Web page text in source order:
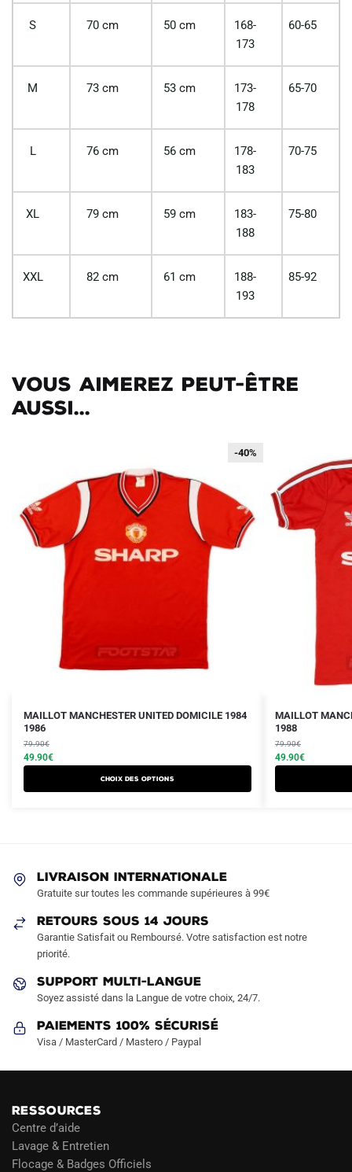
S 70 cm 50 cm
168-
173
60-65
M 73 cm 53 cm
173-
178
65-70
L 76 cm 56 cm
178-
183
70-75
XL 79 cm 59 cm
183-
188
75-80
XXL 82 cm 61 cm
188-
193
85-92
Vous aimerez peut-être
aussi...
-40%
-40%
MAILLOT MANCHESTER UNITED DOMICILE 1984
1986
79.90€
Le
prix
initial
était :
49.90€
Le
prix
actuel
est :
Choix des options
Ce
produit
a
plusieurs
variations.
choisies
la
page
produit
MAILLOT
1988
79.90€
Le
prix
initial
était :
49.90€
Le
prix
actuel
est :
Ce
produit
a
plusieurs
variations.
page
LIVRAISON INTERNATIONALE
Gratuite sur toutes les commande supérieures à 99€
RETOURS SOUS 14 JOURS
Garantie Satisfait ou Remboursé. Votre satisfaction est notre
priorité.
SUPPORT MULTI-LANGUE
Soyez assisté dans la Langue de votre choix, 24/7.
Paiements 100% Sécurisé
Visa / MasterCard / Mastero / Paypal
RESSOURCES
Centre d’aide
Lavage & Entretien
Flocage & Badges Officiels